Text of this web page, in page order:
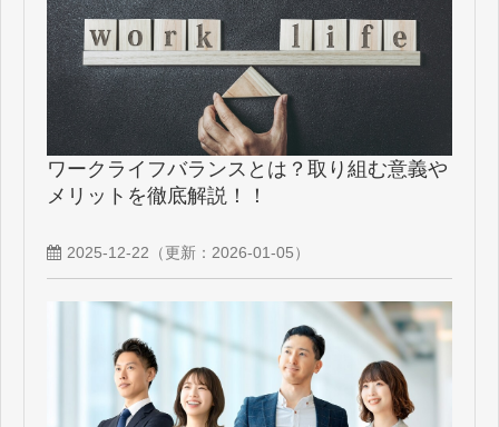
ワークライフバランスとは？取り組む意義や
メリットを徹底解説！！
2025-12-22 （更新： 2026-01-05）